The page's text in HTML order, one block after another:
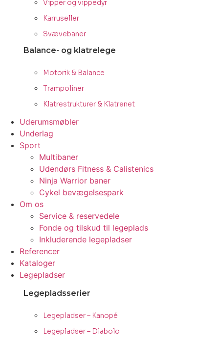
Vipper og vippedyr
Karruseller
Svævebaner
Balance- og klatrelege
Motorik & Balance
Trampoliner
Klatrestrukturer & Klatrenet
Uderumsmøbler
Underlag
Sport
Multibaner
Udendørs Fitness & Calistenics
Ninja Warrior baner
Cykel bevægelsespark
Om os
Service & reservedele
Fonde og tilskud til legeplads
Inkluderende legepladser
Referencer
Kataloger
Legepladser
Legepladsserier
Legepladser – Kanopé
Legepladser – Diabolo